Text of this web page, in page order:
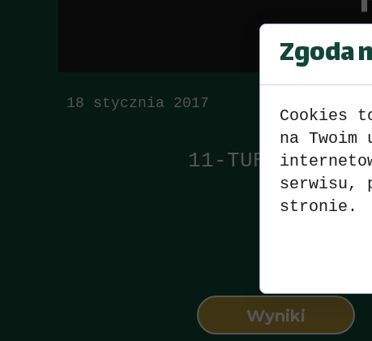
Wyniki
18 stycznia 2017
11-TURNIEJ-
Zgoda
Cookies
na
serwisu,
stronie.